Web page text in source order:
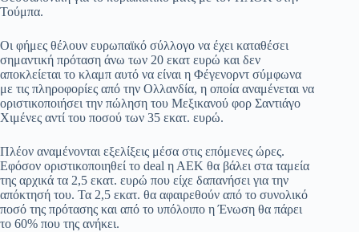
Τούμπα.
Οι φήμες θέλουν ευρωπαϊκό σύλλογο να έχει καταθέσει
σημαντική πρόταση άνω των 20 εκατ ευρώ και δεν
αποκλείεται το κλαμπ αυτό να είναι η Φέγενορντ σύμφωνα
με τις πληροφορίες από την Ολλανδία, η οποία αναμένεται να
οριστικοποιήσει την πώληση του Μεξικανού φορ Σαντιάγο
Χιμένες αντί του ποσού των 35 εκατ. ευρώ.
Πλέον αναμένονται εξελίξεις μέσα στις επόμενες ώρες.
Εφόσον οριστικοποιηθεί το deal η ΑΕΚ θα βάλει στα ταμεία
της αρχικά τα 2,5 εκατ. ευρώ που είχε δαπανήσει για την
απόκτησή του. Τα 2,5 εκατ. θα αφαιρεθούν από το συνολικό
ποσό της πρότασης και από το υπόλοιπο η Ένωση θα πάρει
το 60% που της ανήκει.